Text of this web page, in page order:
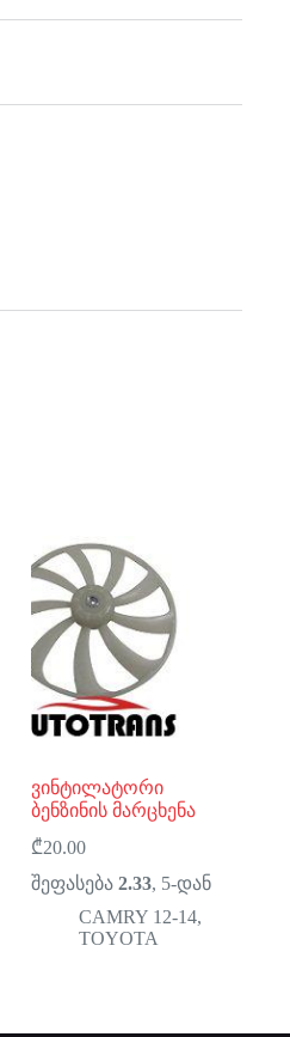
ვინტილატორი
ბენზინის მარცხენა
₾20.00
შეფასება2.33, 5-დან
CAMRY 12-14,
TOYOTA